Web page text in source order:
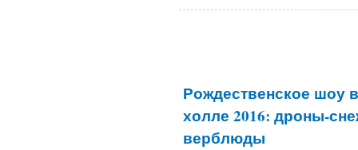
Рождественское шоу
холле 2016: дроны-
верблюды